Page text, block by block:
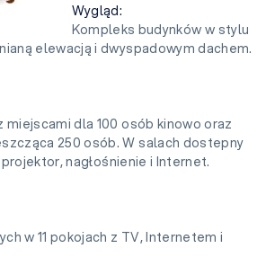
Wygląd:
Kompleks budynków w stylu
elewacją i dwyspadowym dachem.
miejscami dla 100 osób kinowo oraz
250 osób. W salach dostepny
nagłośnienie i Internet.
w 11 pokojach z TV, Internetem i